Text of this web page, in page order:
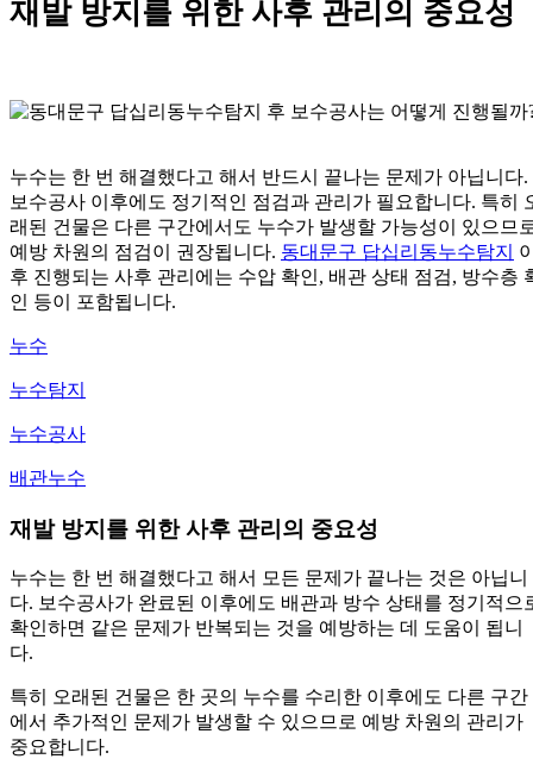
재발 방지를 위한 사후 관리의 중요성
누수는 한 번 해결했다고 해서 반드시 끝나는 문제가 아닙니다.
보수공사 이후에도 정기적인 점검과 관리가 필요합니다. 특히
래된 건물은 다른 구간에서도 누수가 발생할 가능성이 있으므
예방 차원의 점검이 권장됩니다. 동대문구 답십리동누수탐지
후 진행되는 사후 관리에는 수압 확인, 배관 상태 점검, 방수층
인 등이 포함됩니다.
누수
누수탐지
누수공사
배관누수
재발 방지를 위한 사후 관리의 중요성
누수는 한 번 해결했다고 해서 모든 문제가 끝나는 것은 아닙니
다. 보수공사가 완료된 이후에도 배관과 방수 상태를 정기적으
확인하면 같은 문제가 반복되는 것을 예방하는 데 도움이 됩니
다.
특히 오래된 건물은 한 곳의 누수를 수리한 이후에도 다른 구간
에서 추가적인 문제가 발생할 수 있으므로 예방 차원의 관리가
중요합니다.